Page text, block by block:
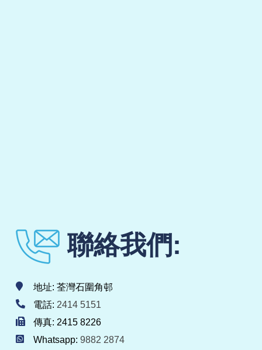
聯絡我們:
地址: 荃灣石圍角邨
電話: 2414 5151
傳真: 2415 8226
Whatsapp: 9882 2874